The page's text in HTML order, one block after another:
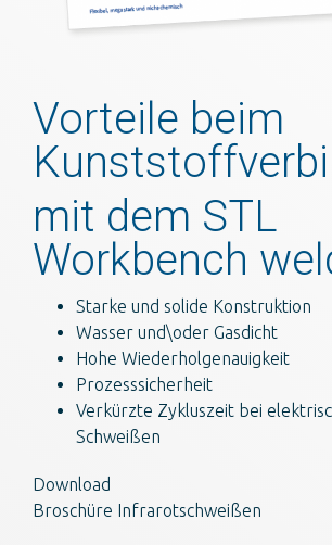
Vorteile beim
mit dem STL
Workbench
Starke und solide Konstruktion
Wasser und\oder Gasdicht
Hohe Wiederholgenauigkeit
Prozesssicherheit
Verkürzte Zykluszeit bei
Schweißen
Download
Broschüre Infrarotschweißen